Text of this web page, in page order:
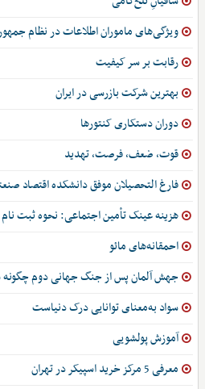
ویژگی‌های ماموران اطلاعات در نظام
رقابت بر سر کیفیت
بهترین شرکت بازرسی در ایران
دوران دستکاری کنتورها
قوت، ضعف، فرصت، تهدید
فارغ التحصیلان موفق دانشکده اقتصاد
هزینه عینک تأمین اجتماعی: نحوه ثبت
احمقانه‌های مائو
جهش آلمان پس از جنگ جهانی دوم
سواد به‌معنای توانایی درک دنیاست
آموزش پولشویی
معرفی 5 مرکز خرید اسپیکر در تهران